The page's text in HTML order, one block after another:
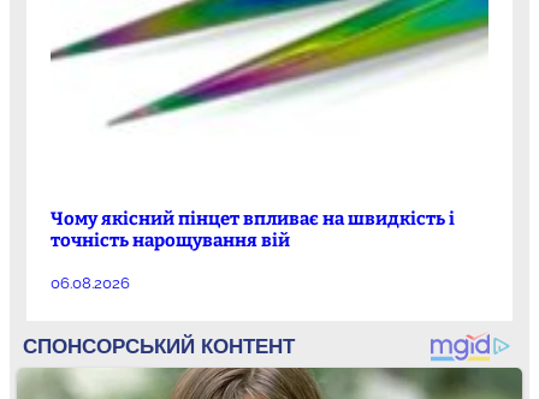
Чому якісний пінцет впливає на швидкість і
точність нарощування вій
06.08.2026